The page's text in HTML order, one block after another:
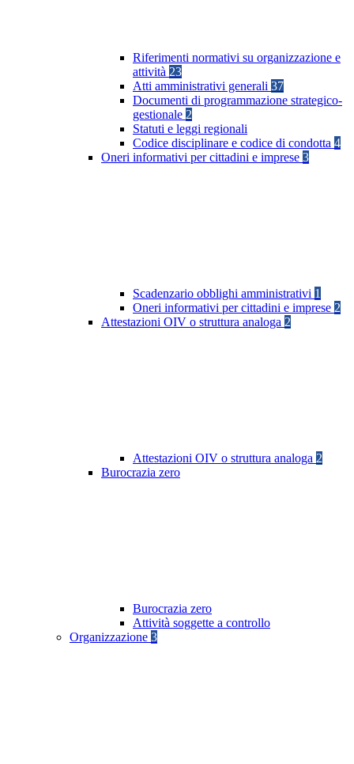
Riferimenti normativi su organizzazione e
attività 23
Atti amministrativi generali 37
Documenti di programmazione strategico-
gestionale 2
Statuti e leggi regionali
Codice disciplinare e codice di condotta 4
Oneri informativi per cittadini e imprese 3
Scadenzario obblighi amministrativi 1
Oneri informativi per cittadini e imprese 2
Attestazioni OIV o struttura analoga 2
Attestazioni OIV o struttura analoga 2
Burocrazia zero
Burocrazia zero
Attività soggette a controllo
Organizzazione 3